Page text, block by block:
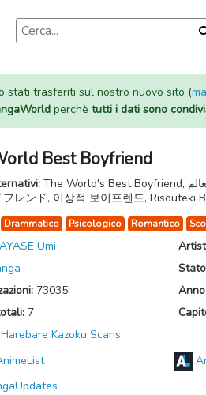
stati trasferiti sul nostro nuovo sito (
perchè tutti i dati sono
Best Boyfriend
The World's Best Boyfriend, أفضل حبيب في العالم, 理想男友, 理想
フレンド, 이상적 보이프렌드, Risouteki
Drammatico Psicologico Romantico
AYASE Umi
73035
7
Harebare Kazoku Scans